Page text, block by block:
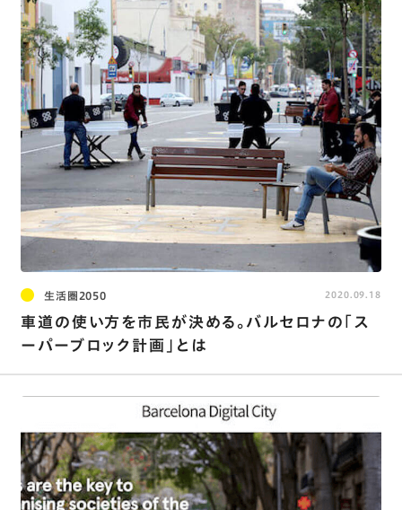
生活圏2050
車道の使い方を市民が決める。バルセロナの「ス
ーパーブロック計画」とは
2020.09.18